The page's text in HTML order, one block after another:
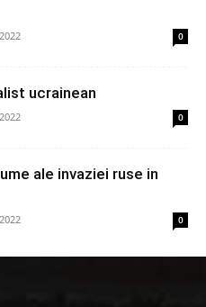
0
ucrainean
0
ale invaziei ruse in
0